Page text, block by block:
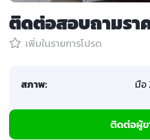
ติดต่อสอบถามรา
เพิ่มในรายการโปรด
สภาพ: มือ
ติดต่อผู้